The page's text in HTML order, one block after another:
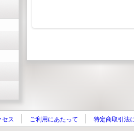
セス ご利用にあたって 特定商取引法